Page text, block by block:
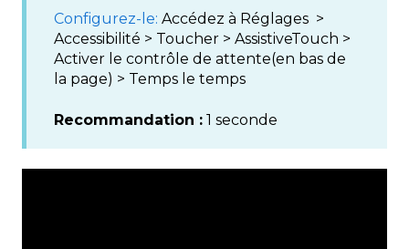
Configurez-le: Accédez à Réglages >
Accessibilité > Toucher > AssistiveTouch >
Activer le contrôle de attente(en bas de
la page) > Temps le temps
Recommandation : 1 seconde